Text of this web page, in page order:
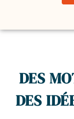
DES
DES